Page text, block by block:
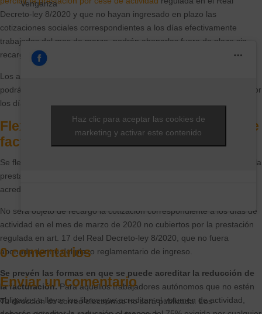
Decreto-ley 8/2020 y que no hayan ingresado en plazo las
cotizaciones sociales correspondientes a los días efectivamente
trabajados del mes de marzo, podrán abonarlas fuera de plazo sin
recargo.
Los autónomas que accedan a la prestación por cese de actividad
podrán aplazar sin cargo la cuota de la Seguridad Social de marzo por
los días que hayan trabajado.
Flexibilización del requisito de bajada de
facturación
Se flexibiliza el requisito de fajada en la facturación para el acceso a la
prestación extraordinaria por cese
acreditación de la misma.
No será objeto de recargo la cotización correspondiente a los días de
actividad en el mes de marzo de 2020 no cubiertos por la prestación
regulada en art. 17 del Real Decreto-ley 8/2020, que no fuera
abonada dentro del plazo reglamentario de ingreso.
Se prevén las formas en que se puede acreditar la reducción de
la facturación.Para aquellos trabajadores autónomos que no estén
obligados a llevar los libros que acreditan el volumen de actividad,
Venganza
Haz clic para aceptar las cookies de
marketing y activar este contenido
0 comentarios
Enviar un comentario
Tu dirección de correo electrónico no será publicada. Los